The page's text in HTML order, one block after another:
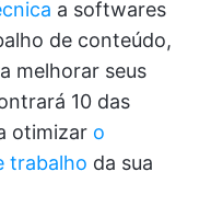
a softwares
de conteúdo,
melhorar seus
10 das
otimizar o
trabalho da sua